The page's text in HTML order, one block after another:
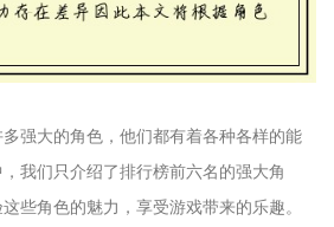
强大的角色，他们都有着各种各样的能
我们只介绍了排行榜前六名的强大角
些角色的魅力，享受游戏带来的乐趣。